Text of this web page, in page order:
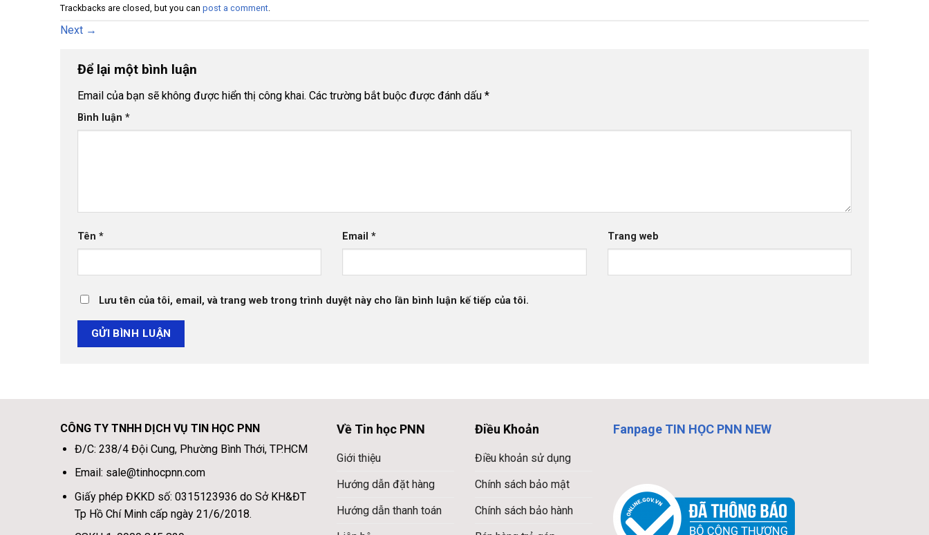
Trackbacks are closed, but you can post a comment
Next →
Để lại một bình luận
Email của bạn sẽ không được hiển thị công khai. Các trường bắt buộc được đánh dấu *
Bình luận *
Tên * Email* Trang web
Lưu tên của tôi, email, và trang web trong trình duyệt này cho lần bình luận kế tiếp của tôi.
CÔNG TY TNHH DỊCH VỤ TIN HỌC PNN
Đ/C: 238/4 Đội Cung, Phường Bình Thới, TP.HCM
Email: sale@tinhocpnn.com
Giấy phép ĐKKD số: 0315123936 do Sở KH&ĐT
Tp Hồ Chí Minh cấp ngày 21/6/2018.
Về Tin học PNN
Giới thiệu
Hướng dẫn đặt hàng
Hướng dẫn thanh toán
Điều Khoản
Điều khoản sử dụng
Chính sách bảo mật
Chính sách bảo hành
Fanpage TIN HỌC PNN NEW